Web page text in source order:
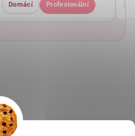
Domácí Profesionální